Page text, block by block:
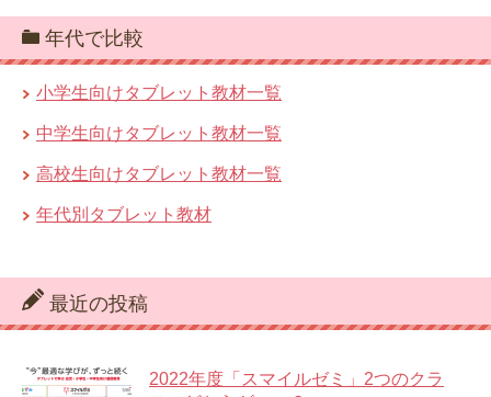
年代で比較
小学生向けタブレット教材一覧
中学生向けタブレット教材一覧
高校生向けタブレット教材一覧
年代別タブレット教材
最近の投稿
2022年度「スマイルゼミ」2つのクラ